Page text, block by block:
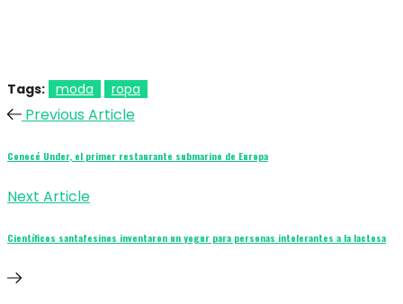
Tags: moda ropa
Previous Article
Conocé Under, el primer restaurante submarino de Europa
Next Article
Científicos santafesinos inventaron un yogur para personas intolerantes a la lactosa